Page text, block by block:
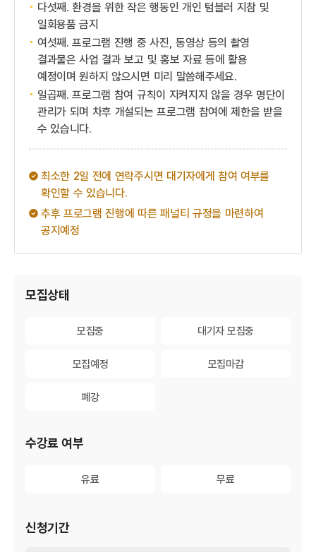
다섯째. 환경을 위한 작은 행동인 개인 텀블러 지참 및
일회용품 금지
여섯째. 프로그램 진행 중 사진, 동영상 등의 촬영
결과물은 사업 결과 보고 및 홍보 자료 등에 활용
예정이며 원하지 않으시면 미리 말씀해주세요.
일곱째. 프로그램 참여 규칙이 지켜지지 않을 경우 명단이
관리가 되며 차후 개설되는 프로그램 참여에 제한을 받을
수 있습니다.
최소한 2일 전에 연락주시면 대기자에게 참여 여부를
확인할 수 있습니다.
추후 프로그램 진행에 따른 패널티 규정을 마련하여
공지예정
모집상태
모집중 대기자 모집중대기자 모집중
모집예정 모집마감
폐강
수강료 여부
유료 무료
신청기간